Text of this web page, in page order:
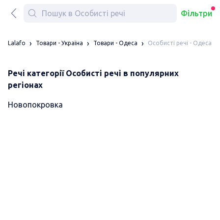
Фільтри
Lalafo Товари - Україна Товари - Одеса Особисті речі - Одеса
Речі категорії Особисті речі в популярних
регіонах
Новопокровка